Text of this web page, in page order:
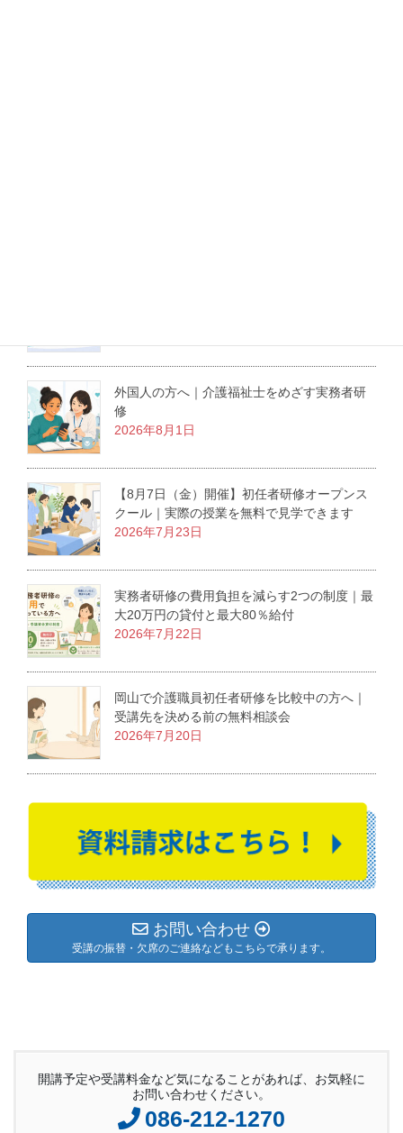
外国人の方へ｜介護福祉士をめざす実務者研
修
2026年8月1日
【8月7日（金）開催】初任者研修オープンス
クール｜実際の授業を無料で見学できます
2026年7月23日
実務者研修の費用負担を減らす2つの制度｜最
大20万円の貸付と最大80％給付
2026年7月22日
岡山で介護職員初任者研修を比較中の方へ｜
受講先を決める前の無料相談会
2026年7月20日
お問い合わせ
受講の振替・欠席のご連絡などもこちらで承ります。
開講予定や受講料金など気になることがあれば、お気軽に
お問い合わせください。
086-212-1270